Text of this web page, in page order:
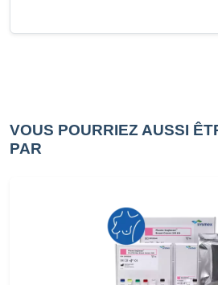
VOUS POURRIEZ AUSSI
PAR